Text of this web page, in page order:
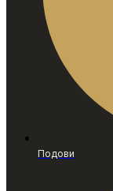
Подови